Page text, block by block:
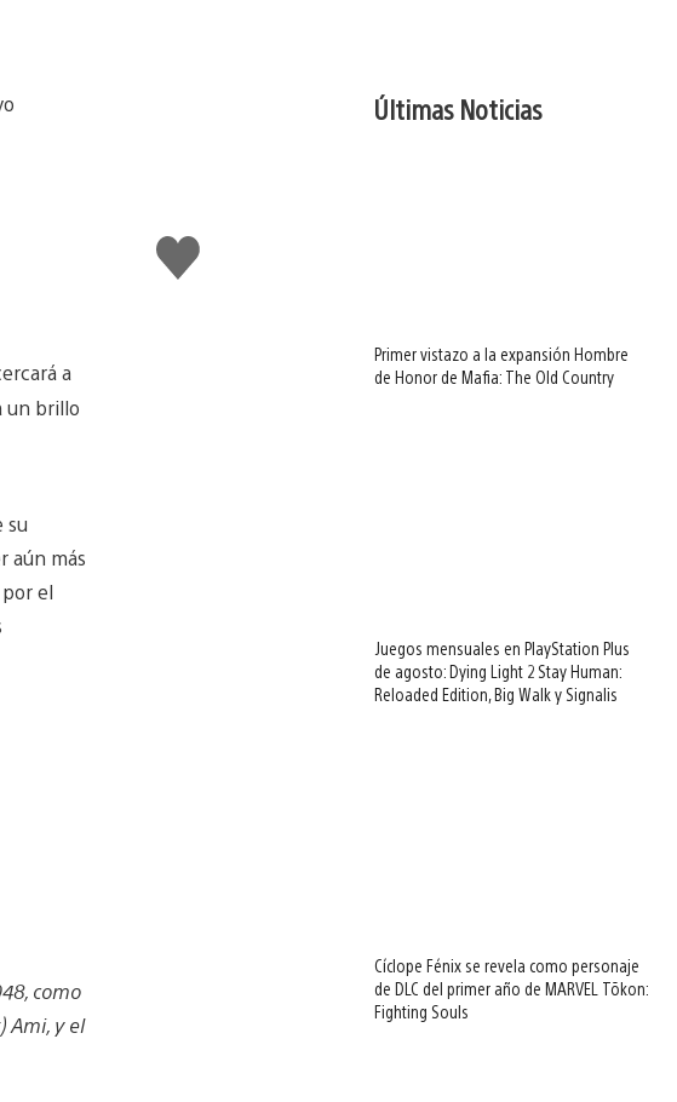
Me
gusta
a
un brillo
su
aún más
el
como
Ami, y el
Últimas Noticias
Primer vistazo a la expansión Hombre
de Honor de Mafia: The Old Country
Juegos mensuales en PlayStation Plus
de agosto: Dying Light 2 Stay Human:
Reloaded Edition, Big Walk y Signalis
Cíclope Fénix se revela como personaje
de DLC del primer año de MARVEL Tōkon:
Fighting Souls